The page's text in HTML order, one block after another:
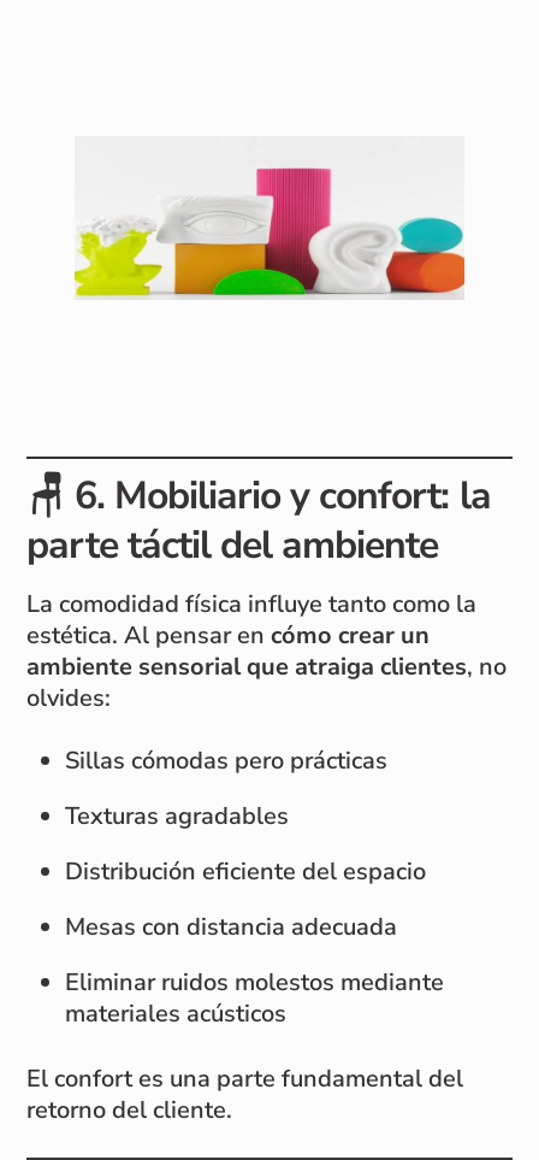
🪑 6. Mobiliario y confort: la
parte táctil del ambiente
La comodidad física influye tanto como la
estética. Al pensar encómo crear un
ambiente sensorial que atraiga clientes, no
olvides:
Sillas cómodas pero prácticas
Texturas agradables
Distribución eficiente del espacio
Mesas con distancia adecuada
Eliminar ruidos molestos mediante
materiales acústicos
El confort es una parte fundamental del
retorno del cliente.